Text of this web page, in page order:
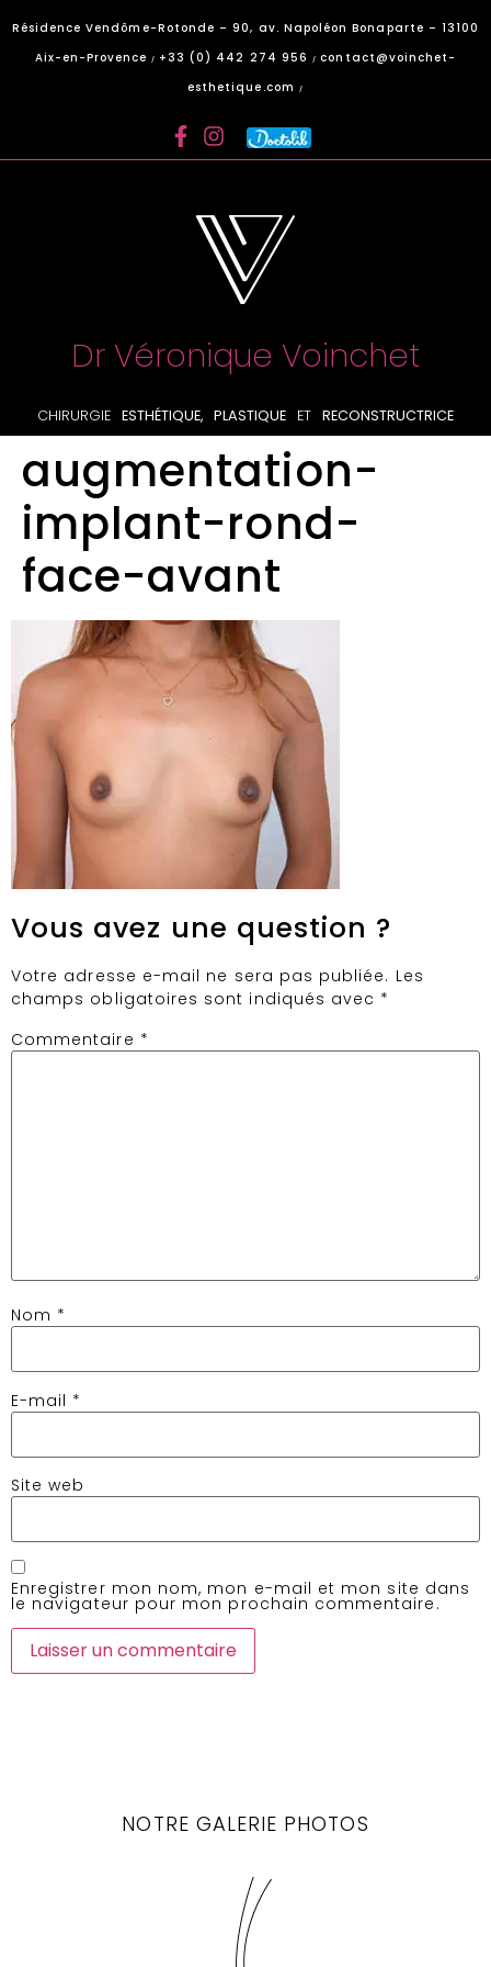
Résidence Vendôme-Rotonde – 90, av. Napoléon Bonaparte – 13100
Aix-en-Provence
/ +33 (0) 442 274 956/contact@voinchet-
esthetique.com
/
Dr Véronique Voinchet
CHIRURGIE ESTHÉTIQUE, PLASTIQUE ET RECONSTRUCTRICE
augmentation-
implant-rond-
face-avant
Vous avez une question ?
Votre adresse e-mail ne sera pas publiée. Les
champs obligatoires sont indiqués avec *
Commentaire *
Nom *
E-mail *
Site web
Enregistrer mon nom, mon e-mail et mon site dans
le navigateur pour mon prochain commentaire.
NOTRE GALERIE PHOTOS